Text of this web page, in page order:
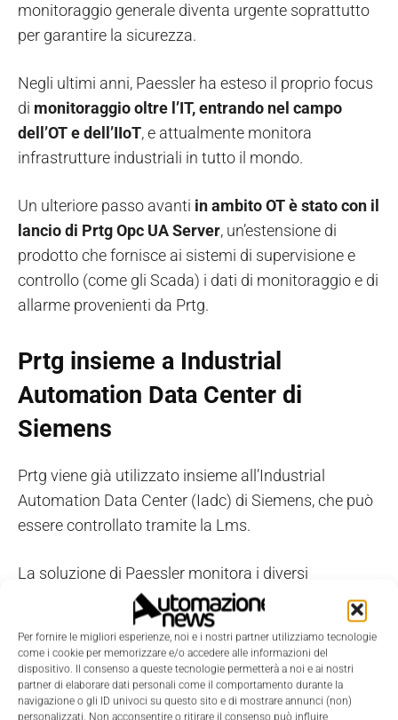
Per fornire le migliori esperienze, noi e i nostri partner utilizziamo tecnologie
come i cookie per memorizzare e/o accedere alle informazioni del
dispositivo. Il consenso a queste tecnologie permetterà a noi e ai nostri
partner di elaborare dati personali come il comportamento durante la
navigazione o gli ID univoci su questo sito e di mostrare annunci (non)
personalizzati. Non acconsentire o ritirare il consenso può influire
monitoraggio generale diventa urgente soprattutto
per garantire la sicurezza.
Negli ultimi anni, Paessler ha esteso il proprio focus
di monitoraggio oltre l’IT, entrando nel campo
dell’OT e dell’IIoT, e attualmente monitora
infrastrutture industriali in tutto il mondo.
Un ulteriore passo avanti in ambito OT è stato con il
lancio di Prtg Opc UA Server, un’estensione di
prodotto che fornisce ai sistemi di supervisione e
controllo (come gli Scada) i dati di monitoraggio e di
allarme provenienti da Prtg.
Prtg insieme a Industrial
Automation Data Center di
Siemens
Prtg viene già utilizzato insieme all’Industrial
Automation Data Center (Iadc) di Siemens, che può
essere controllato tramite la Lms.
La soluzione di Paessler monitora i diversi
componenti di Iadc, mostra su dashboard i dati di
monitoraggio raccolti e allerta gli amministratori
del sistema in caso di eventuali anomalie.
Ciò aiuta a garantire performance eccellenti e